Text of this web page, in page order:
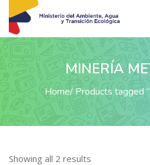
MINERÍA
Home Products tagged
Showing all 2 results